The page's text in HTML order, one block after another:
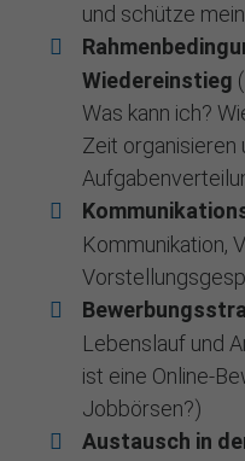
und schütze
Wiedereinstieg
Was kann ich?
Zeit organisieren
Kommunikation,
Lebenslauf und
ist eine Online-
Jobbörsen?)
Austausch in